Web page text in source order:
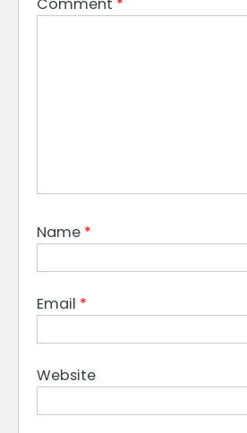
Name *
Email *
Website